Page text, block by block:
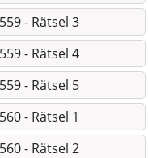
- Rätsel 3
- Rätsel 4
- Rätsel 5
- Rätsel 1
- Rätsel 2